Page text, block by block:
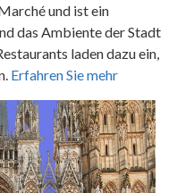
und ist ein
das Ambiente der Stadt
laden dazu ein,
Erfahren Sie mehr